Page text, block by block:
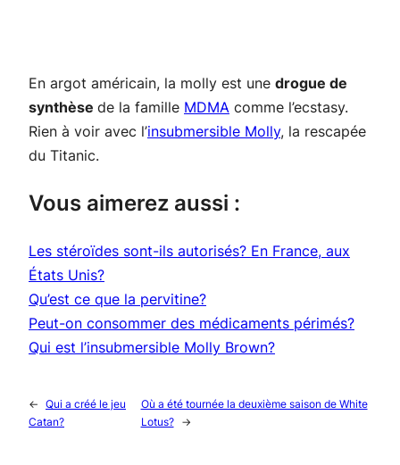
En argot américain, la molly est une drogue de
synthèse de la famille MDMA comme l’ecstasy.
Rien à voir avec l’insubmersible Molly, la rescapée
du Titanic.
Vous aimerez aussi :
Les stéroïdes sont-ils autorisés? En France, aux
États Unis?
Qu’est ce que la pervitine?
Peut-on consommer des médicaments périmés?
Qui est l’insubmersible Molly Brown?
← Qui a créé le jeu
Catan?
Où a été tournée la deuxième saison de White
Lotus?
→